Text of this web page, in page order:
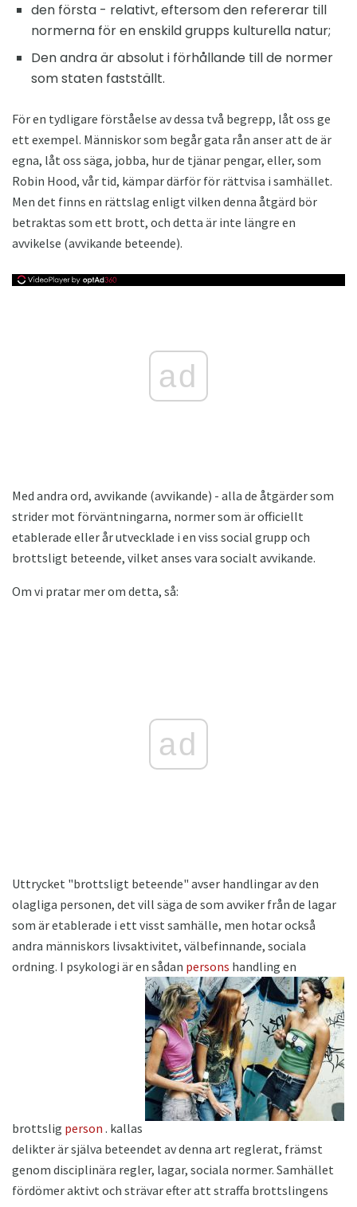
den första - relativt, eftersom den refererar till
normerna för en enskild grupps kulturella natur;
Den andra är absolut i förhållande till de normer
som staten fastställt.
För en tydligare förståelse av dessa två begrepp, låt oss ge
ett exempel. Människor som begår gata rån anser att de är
egna, låt oss säga, jobba, hur de tjänar pengar, eller, som
Robin Hood, vår tid, kämpar därför för rättvisa i samhället.
Men det finns en rättslag enligt vilken denna åtgärd bör
betraktas som ett brott, och detta är inte längre en
avvikelse (avvikande beteende).
ad
Med andra ord, avvikande (avvikande) - alla de åtgärder som
strider mot förväntningarna, normer som är officiellt
etablerade eller år utvecklade i en viss social grupp och
brottsligt beteende, vilket anses vara socialt avvikande.
Om vi ​​pratar mer om detta, så:
ad
Uttrycket "brottsligt beteende" avser handlingar av den
olagliga personen, det vill säga de som avviker från de lagar
som är etablerade i ett visst samhälle, men hotar också
andra människors livsaktivitet, välbefinnande, sociala
ordning. I psykologi är en sådan persons handling en
brottslig person . kallas
delikter är själva beteendet av denna art reglerat, främst
genom disciplinära regler, lagar, sociala normer. Samhället
fördömer aktivt och strävar efter att straffa brottslingens